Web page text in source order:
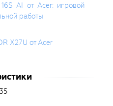
AI от Acer: игровой
работы
X27U от Acer